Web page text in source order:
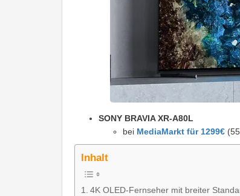
SONY BRAVIA XR-A80L
bei MediaMarkt für 1299€
Inhalt
4K OLED-Fernseher mit breiter